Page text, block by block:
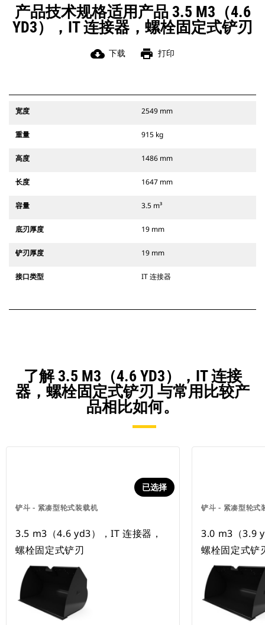
产品技术规格适用产品 3.5 M3（4.6
YD3），IT 连接器，螺栓固定式铲刃
cloud_download 下载 print 打印
宽度 2549 mm
重量 915 kg
高度 1486 mm
长度 1647 mm
容量 3.5 m³
底刃厚度 19 mm
铲刃厚度 19 mm
接口类型 IT 连接器
了解 3.5 M3（4.6 YD3），IT 连接
器，螺栓固定式铲刃 与常用比较产
品相比如何。
铲斗 - 紧凑型轮式装载机
已选择
3.5 m3（4.6 yd3），IT 连接器，
螺栓固定式铲刃
铲斗 - 紧凑型轮式
3.0 m3（3.9
螺栓固定式铲